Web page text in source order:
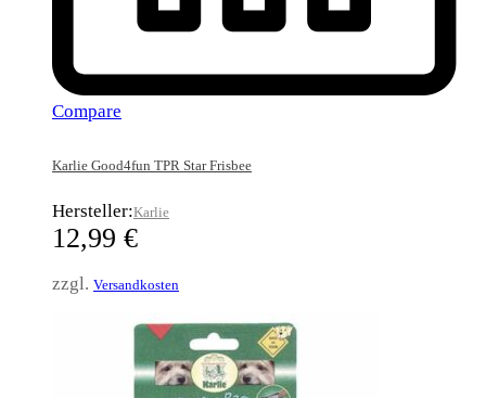
Compare
Karlie Good4fun TPR Star Frisbee
Hersteller:Karlie
12,99 €
zzgl. Versandkosten